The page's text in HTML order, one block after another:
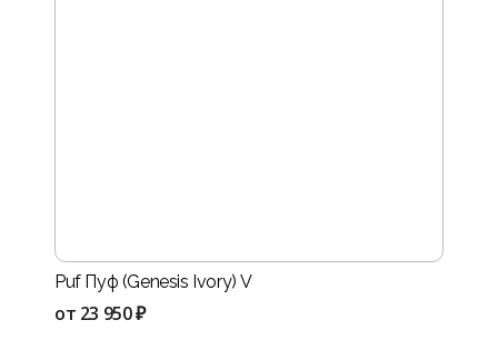
Puf Пуф (Genesis Ivory) V
от 23 950 ₽